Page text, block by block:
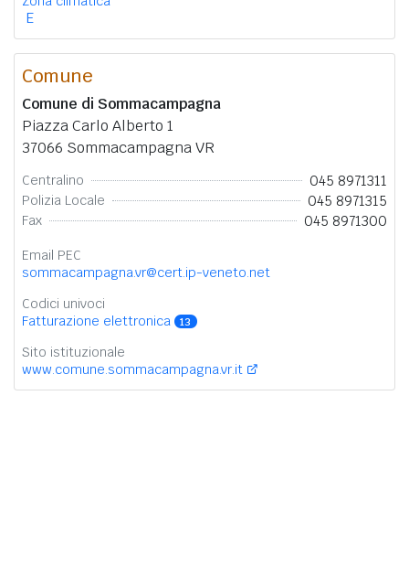
E
Comune
Comune di Sommacampagna
Piazza Carlo Alberto 1
37066 Sommacampagna VR
Centralino 045 8971311
Polizia Locale 045 8971315
Fax 045 8971300
Email PEC
sommacampagna.vr@cert.ip-veneto.net
Codici univoci
Fatturazione elettronica
13
Sito istituzionale
www.comune.sommacampagna.vr.it